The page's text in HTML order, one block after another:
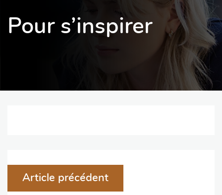
Pour s’inspirer
Navigation
de
Article précédent